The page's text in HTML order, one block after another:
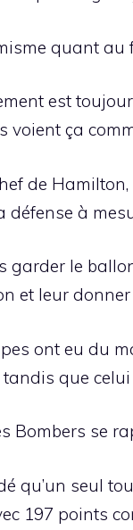
quant
est
voient ça
de
à
garder le
et leur
ont eu du
tandis que
Bombers se
qu’un seul
197 points